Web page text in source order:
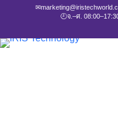
✉
🕘จ.–ศ.